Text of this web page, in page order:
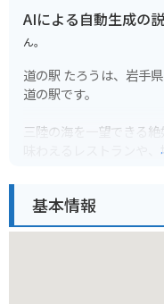
AIによる自動生成の
ん。
道の駅 たろうは、岩手
道の駅です。
三陸の海を一望できる
味わえるレストランや
バイクで訪れる際は、
めます。道の駅には、
基本情報